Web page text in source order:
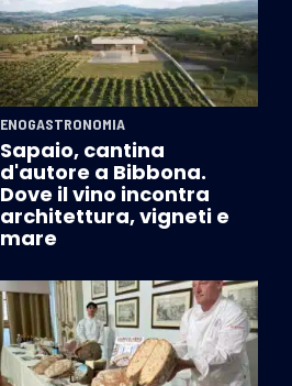
ENOGASTRONOMIA
Sapaio, cantina
d'autore a Bibbona.
Dove il vino incontra
architettura, vigneti e
mare